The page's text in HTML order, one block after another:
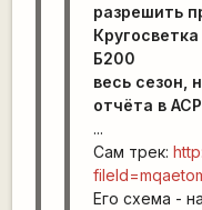
разрешить
Б200
весь сезон,
отчёта в
...
Сам трек:
Его схема -